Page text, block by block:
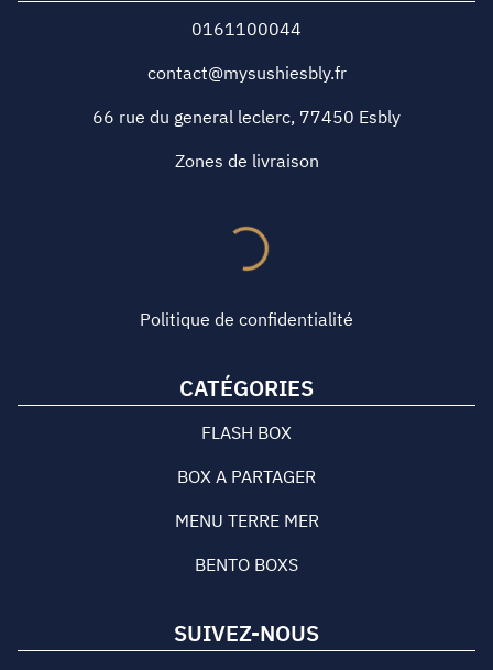
0161100044
contact@mysushiesbly.fr
66 rue du general leclerc, 77450 Esbly
Zones de livraison
Politique de confidentialité
CATÉGORIES
FLASH BOX
BOX A PARTAGER
MENU TERRE MER
BENTO BOXS
SUIVEZ-NOUS